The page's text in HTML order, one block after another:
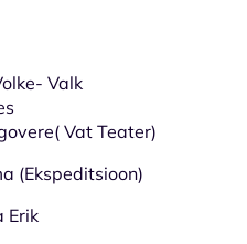
Valk
Vat Teater)
(Ekspeditsioon)
Erik